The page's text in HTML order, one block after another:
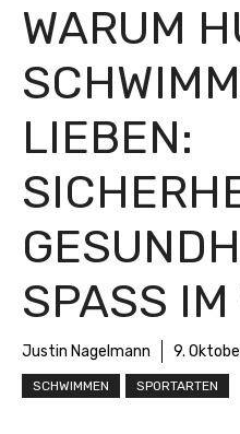
WARUM
LIEBEN:
SPASS IM
Justin Nagelmann 9.
SCHWIMMEN SPORTARTEN